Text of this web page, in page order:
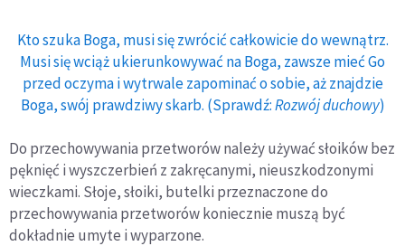
Kto szuka Boga, musi się zwrócić całkowicie do wewnątrz.
Musi się wciąż ukierunkowywać na Boga, zawsze mieć Go
przed oczyma i wytrwale zapominać o sobie, aż znajdzie
Boga, swój prawdziwy skarb. (Sprawdź:Rozwój duchowy)
Do przechowywania przetworów należy używać słoików bez
pęknięć i wyszczerbień z zakręcanymi, nieuszkodzonymi
wieczkami. Słoje, słoiki, butelki przeznaczone do
przechowywania przetworów koniecznie muszą być
dokładnie umyte i wyparzone.